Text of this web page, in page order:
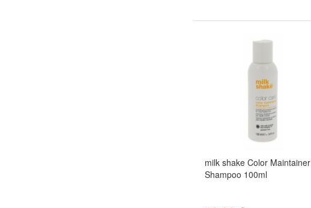
milk shake Color Maintainer
Shampoo 100ml